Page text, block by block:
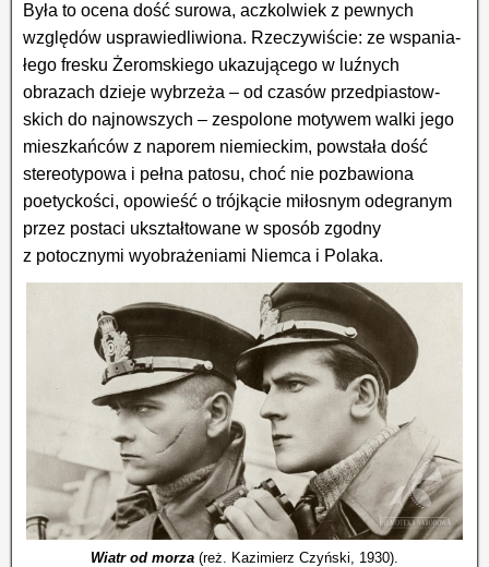
Była to ocena dość surowa, aczkolwiek z pewnych
względów usprawiedliwiona. Rzeczywiście: ze wspa­nia­
łego fresku Żeromskiego ukazującego w luźnych
obrazach dzieje wybrzeża – od czasów przed­pias­tow­
skich do najnowszych – zespolone motywem walki jego
mieszkańców z naporem niemiec­kim, powstała dość
stereotypowa i pełna patosu, choć nie pozbawiona
poetyckości, opowieść o trójkącie miłosnym ode­gra­nym
przez postaci ukształtowane w sposób zgodny
z potocznymi wy­ob­ra­że­nia­mi Niemca i Polaka.
Wiatr od morza (reż. Kazimierz Czyński, 1930).